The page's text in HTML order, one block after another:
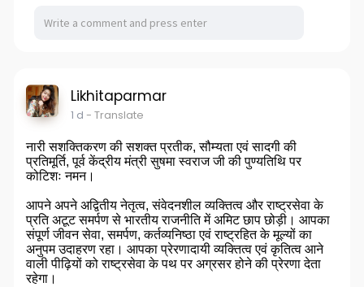
Likhitaparmar
1 d - Translate
नारी सशक्तिकरण की सशक्त प्रतीक, सौम्यता एवं सादगी की
प्रतिमूर्ति, पूर्व केंद्रीय मंत्री सुषमा स्वराज जी की पुण्यतिथि पर
कोटिशः नमन।
आपने अपने अद्वितीय नेतृत्व, संवेदनशील व्यक्तित्व और राष्ट्रसेवा के
प्रति अटूट समर्पण से भारतीय राजनीति में अमिट छाप छोड़ी। आपका
संपूर्ण जीवन सेवा, समर्पण, कर्तव्यनिष्ठा एवं राष्ट्रहित के मूल्यों का
अनुपम उदाहरण रहा। आपका प्रेरणादायी व्यक्तित्व एवं कृतित्व आने
वाली पीढ़ियों को राष्ट्रसेवा के पथ पर अग्रसर होने की प्रेरणा देता
रहेगा।